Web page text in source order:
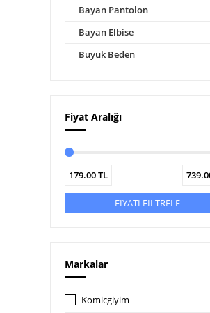
Bayan Pantolon
Bayan Elbise
Büyük Beden
Fiyat Aralığı
179.00TL
FİYATI FİLTRELE
Markalar
Komicgiyim